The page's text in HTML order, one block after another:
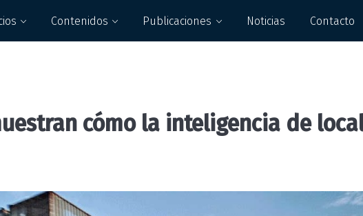
Contenidos Publicaciones Noticias Contacto
cómo la inteligencia de